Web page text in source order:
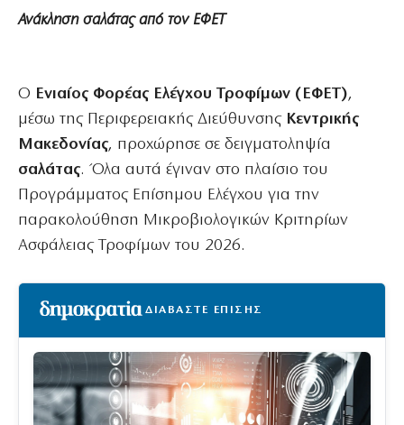
Ανάκληση σαλάτας από τον ΕΦΕΤ
Ο​‍​‌‍​‍‌ Ενιαίος Φορέας Ελέγχου Τροφίμων (ΕΦΕΤ),
μέσω της Περιφερειακής Διεύθυνσης Κεντρικής
Μακεδονίας, προχώρησε σε δειγματοληψία
σαλάτας. Όλα αυτά έγιναν στο πλαίσιο του
Προγράμματος Επίσημου Ελέγχου για την
παρακολούθηση Μικροβιολογικών Κριτηρίων
Ασφάλειας Τροφίμων του 2026.
ΔΙΑΒΑΣΤΕ ΕΠΙΣΗΣ